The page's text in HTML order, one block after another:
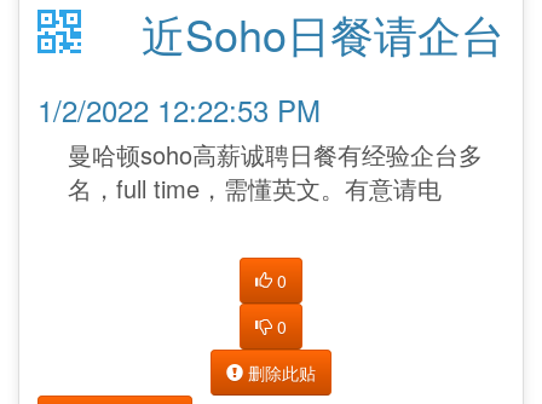
近Soho日餐请企台
1/2/2022 12:22:53 PM
曼哈顿soho高薪诚聘日餐有经验企台多
名，full time，需懂英文。有意请电
0
0
删除此贴